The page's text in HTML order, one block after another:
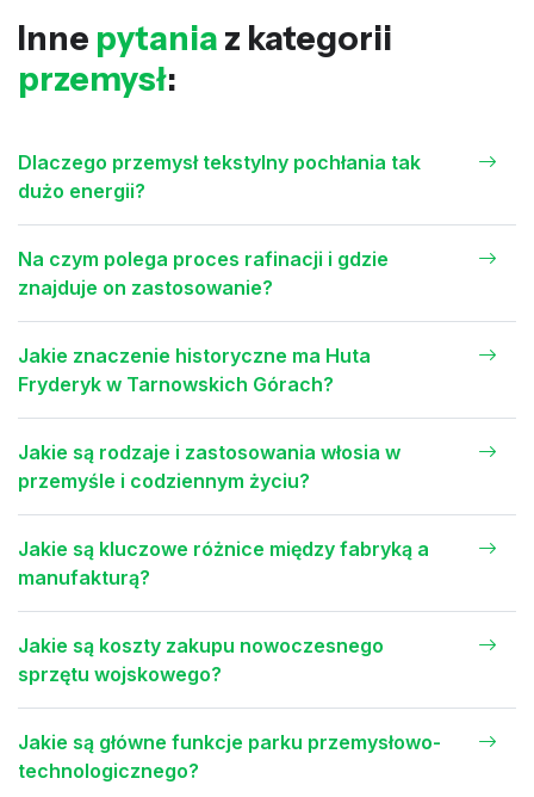
Inne pytania z kategorii
przemysł:
Dlaczego przemysł tekstylny pochłania tak
dużo energii?
Na czym polega proces rafinacji i gdzie
znajduje on zastosowanie?
Jakie znaczenie historyczne ma Huta
Fryderyk w Tarnowskich Górach?
Jakie są rodzaje i zastosowania włosia w
przemyśle i codziennym życiu?
Jakie są kluczowe różnice między fabryką a
manufakturą?
Jakie są koszty zakupu nowoczesnego
sprzętu wojskowego?
Jakie są główne funkcje parku przemysłowo-
technologicznego?